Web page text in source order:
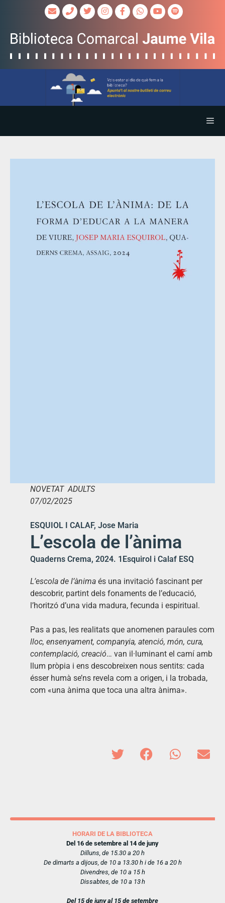
NOVETAT ADULTS
07/02/2025
ESQUIOL I CALAF, Jose Maria
L’escola de l’ànima
Quaderns Crema, 2024. 1Esquirol i Calaf ESQ
L’escola de l’ànima és una invitació fascinant per
descobrir, partint dels fonaments de l’educació,
l’horitzó d’una vida madura, fecunda i espiritual.
Pas a pas, les realitats que anomenen paraules com
lloc, ensenyament, companyia, atenció, món, cura,
contemplació, creació… van il·luminant el camí amb
llum pròpia i ens descobreixen nous sentits: cada
ésser humà se’ns revela com a origen, i la trobada,
com «una ànima que toca una altra ànima».
HORARI DE LA BIBLIOTECA
Del 16 de setembre al 14 de juny
Dilluns, de 15.30 a 20 h
De dimarts a dijous, de 10 a 13.30 h i de 16 a 20 h
Divendres, de 10 a 15 h
Dissabtes, de 10 a 13 h
Del 15 de juny al 15 de setembre